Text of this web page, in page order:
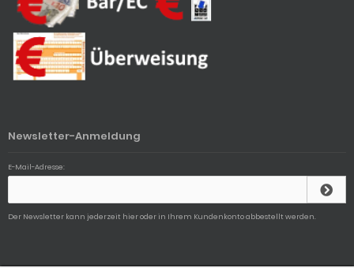
Newsletter-Anmeldung
E-Mail-Adresse:
Der Newsletter kann jederzeit hier oder in Ihrem Kundenkonto abbestellt werden.